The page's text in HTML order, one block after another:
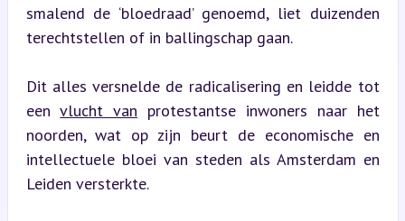
smalend de ‘bloedraad’ genoemd, liet duizenden
terechtstellen of in ballingschap gaan.
Dit alles versnelde de radicalisering en leidde tot
een vlucht van protestantse inwoners naar het
noorden, wat op zijn beurt de economische en
intellectuele bloei van steden als Amsterdam en
Leiden versterkte.